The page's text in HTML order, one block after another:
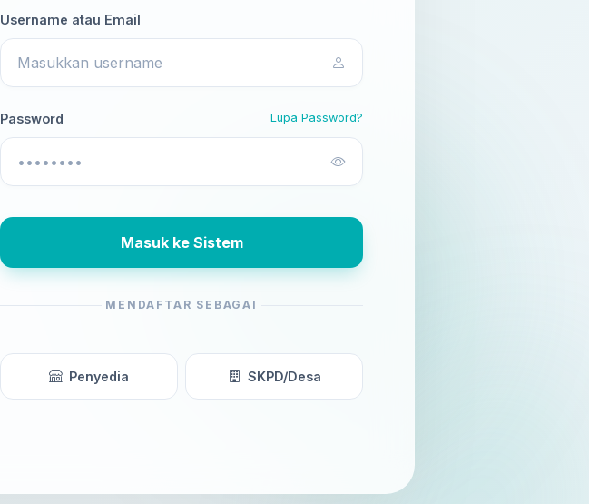
Username atau Email
Password Lupa Password?
Masuk ke Sistem
MENDAFTAR SEBAGAI
Penyedia SKPD/Desa